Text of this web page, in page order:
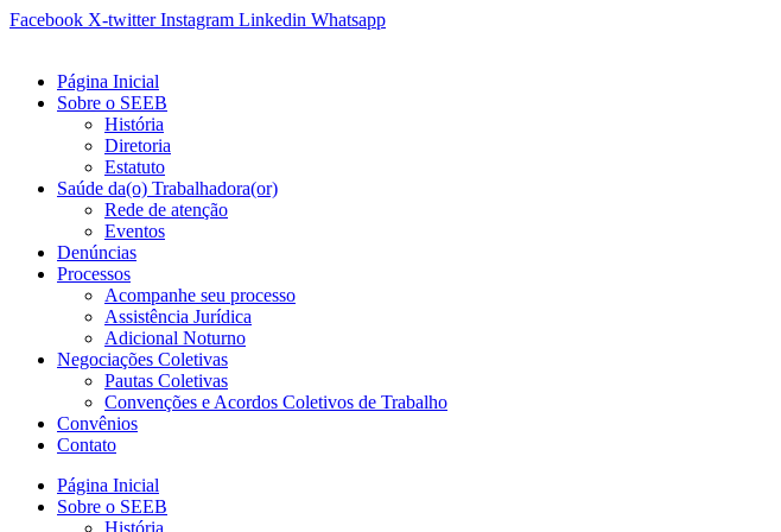
Ir
conteúdo
Facebook X-twitter Instagram Linkedin Whatsapp
Página Inicial
Sobre o SEEB
História
Diretoria
Estatuto
Saúde da(o) Trabalhadora(or)
Rede de atenção
Eventos
Denúncias
Processos
Acompanhe seu processo
Assistência Jurídica
Adicional Noturno
Negociações Coletivas
Pautas Coletivas
Convenções e Acordos Coletivos de Trabalho
Convênios
Contato
Página Inicial
Sobre o SEEB
História